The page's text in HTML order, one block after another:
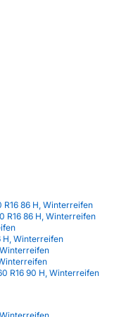
R16 86 H, Winterreifen
R16 86 H, Winterreifen
H, Winterreifen
R16 90 H, Winterreifen